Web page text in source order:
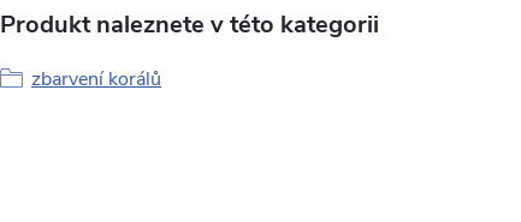
Produkt naleznete v této kategorii
zbarvení korálů